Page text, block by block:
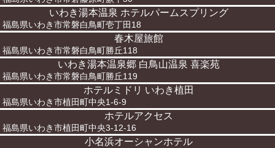
いわき湯本温泉 ホテルパームスプリング
福島県いわき市常磐白鳥町壱丁田18
春木屋旅館
福島県いわき市常磐白鳥町勝丘118
いわき湯本温泉郷 白鳥山温泉 喜楽苑
福島県いわき市常磐白鳥町勝丘119
ホテルミドリ いわき植田
福島県いわき市植田町中央1-6-9
ホテルアクセス
福島県いわき市植田町中央3-12-16
小名浜オーシャンホテル